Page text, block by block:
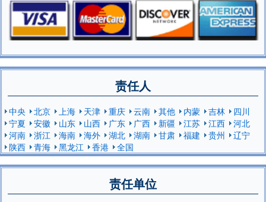
责任人
中央 北京 上海 天津 重庆 云南 其他 内蒙 吉林
四川
宁夏
安徽 山东 山西 广东 广西 新疆 江苏 江西
河北
河南
浙江 海南 海外 湖北 湖南 甘肃 福建 贵州
辽宁
陕西
青海 黑龙江 香港 全国
责任单位